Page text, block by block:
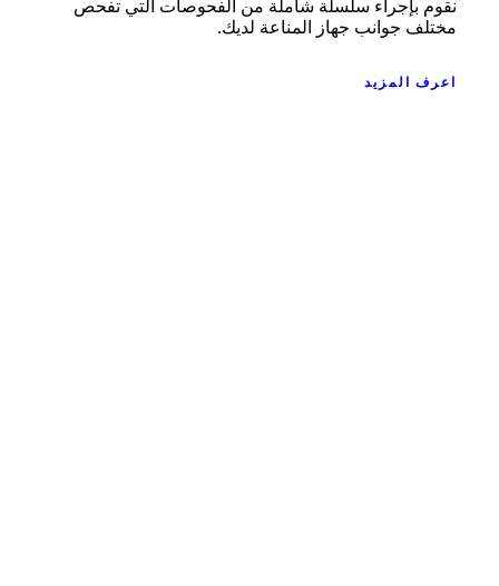
نقوم بإجراء سلسلة شاملة من الفحوصات التي تفحص
مختلف جوانب جهاز المناعة لديك.
اعرف المزيد